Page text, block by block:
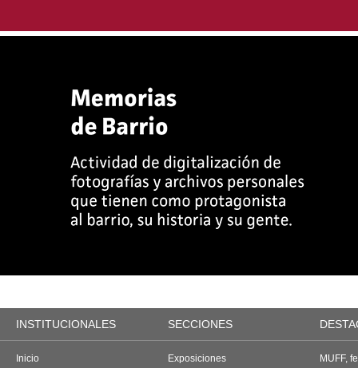
INSTITUCIONALES SECCIONES
Inicio
Exposiciones
MUFF,